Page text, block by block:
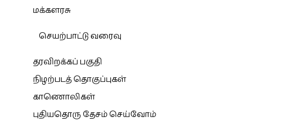
மக்களரசு
செயற்பாட்டு வரைவு
தரவிறக்கப் பகுதி
நிழற்படத் தொகுப்புகள்
காணொலிகள்
புதியதொரு தேசம் செய்வோம்